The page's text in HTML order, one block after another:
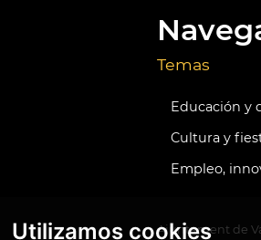
Utilizamos cookies
Temas
Educación y
Cultura y
Empleo,
Ajuntament de